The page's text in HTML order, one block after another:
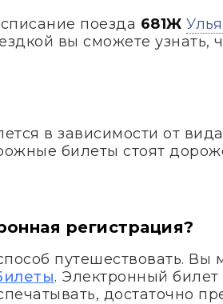
поезда 681Ж
вы сможете узнать,
в зависимости от
билеты стоят
регистрация?
путешествовать.
. Электронный
достаточно